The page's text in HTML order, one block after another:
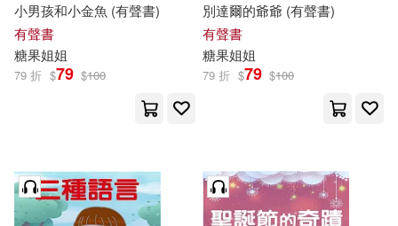
小男孩和小金魚 (有聲書)
有聲書
糖果姐姐
79 折 $79 $100
別達爾的爺爺 (有聲書)
有聲書
糖果姐姐
79 折 $79 $100